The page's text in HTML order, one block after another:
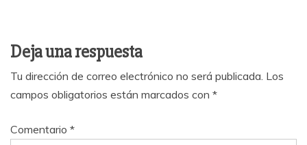
Deja una respuesta
Tu dirección de correo electrónico no será publicada. Los
campos obligatorios están marcados con *
Comentario *